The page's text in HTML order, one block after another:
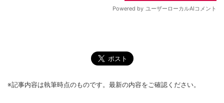
※記事内容は執筆時点のものです。最新の内容をご確認ください。